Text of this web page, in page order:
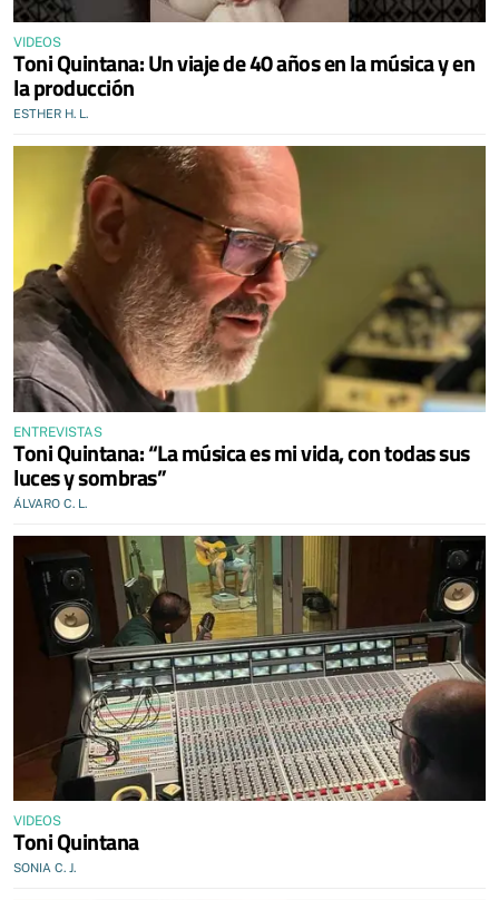
VIDEOS
Toni Quintana: Un viaje de 40 años en la música y en
la producción
ESTHER H. L.
ENTREVISTAS
Toni Quintana: “La música es mi vida, con todas sus
luces y sombras”
ÁLVARO C. L.
VIDEOS
Toni Quintana
SONIA C. J.